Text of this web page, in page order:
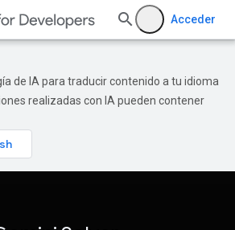
Acceder
de IA para traducir contenido a tu idioma
realizadas con IA pueden contener